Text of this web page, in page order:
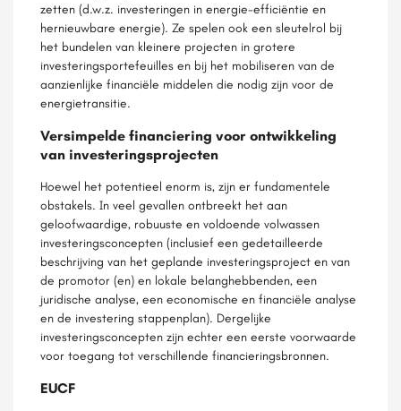
zetten (d.w.z. investeringen in energie-efficiëntie en
hernieuwbare energie). Ze spelen ook een sleutelrol bij
het bundelen van kleinere projecten in grotere
investeringsportefeuilles en bij het mobiliseren van de
aanzienlijke financiële middelen die nodig zijn voor de
energietransitie.
Versimpelde financiering voor ontwikkeling
van investeringsprojecten
Hoewel het potentieel enorm is, zijn er fundamentele
obstakels. In veel gevallen ontbreekt het aan
geloofwaardige, robuuste en voldoende volwassen
investeringsconcepten (inclusief een gedetailleerde
beschrijving van het geplande investeringsproject en van
de promotor (en) en lokale belanghebbenden, een
juridische analyse, een economische en financiële analyse
en de investering stappenplan). Dergelijke
investeringsconcepten zijn echter een eerste voorwaarde
voor toegang tot verschillende financieringsbronnen.
EUCF